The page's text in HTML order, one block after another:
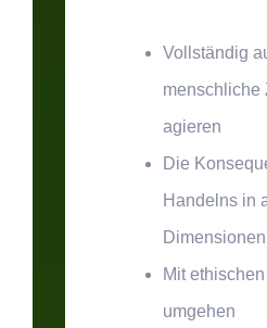
Vollständig
menschliche
agieren
Die
Handelns in
Mit
umgehen